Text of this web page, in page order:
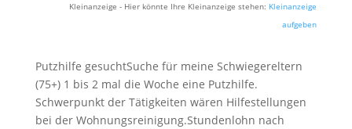
Kleinanzeige - Hier könnte Ihre Kleinanzeige stehen: Kleinanzeige
aufgeben
Putzhilfe gesuchtSuche für meine Schwiegereltern
(75+) 1 bis 2 mal die Woche eine Putzhilfe.
Schwerpunkt der Tätigkeiten wären Hilfestellungen
bei der Wohnungsreinigung.Stundenlohn nach